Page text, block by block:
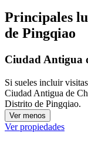
Principales
de Pingqiao
Ciudad Antigua
Si sueles incluir
Ciudad Antigua de
Distrito de Pingqiao.
Ver menos
Ver propiedades